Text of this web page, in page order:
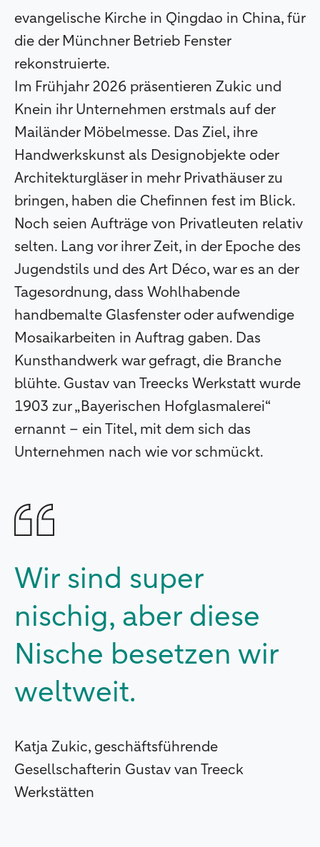
evangelische Kirche in Qingdao in China, für
die der Münchner Betrieb Fenster
rekonstruierte.
Im Frühjahr 2026 präsentieren Zukic und
Knein ihr Unternehmen erstmals auf der
Mailänder Möbelmesse. Das Ziel, ihre
Handwerkskunst als Designobjekte oder
Architekturgläser in mehr Privathäuser zu
bringen, haben die Chefinnen fest im Blick.
Noch seien Aufträge von Privatleuten relativ
selten. Lang vor ihrer Zeit, in der Epoche des
Jugendstils und des Art Déco, war es an der
Tagesordnung, dass Wohlhabende
handbemalte Glasfenster oder aufwendige
Mosaikarbeiten in Auftrag gaben. Das
Kunsthandwerk war gefragt, die Branche
blühte. Gustav van Treecks Werkstatt wurde
1903 zur „Bayerischen Hofglasmalerei“
ernannt – ein Titel, mit dem sich das
Unternehmen nach wie vor schmückt.
Wir sind super
nischig, aber diese
Nische besetzen wir
weltweit.
Katja Zukic, geschäftsführende
Gesellschafterin Gustav van Treeck
Werkstätten